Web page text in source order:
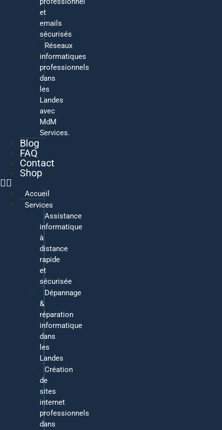
et
emails
sécurisés
Réseaux
informatiques
professionnels
dans
les
Landes
avec
MdM
Services.
Blog
FAQ
Contact
Shop
Accueil
Services
Assistance
informatique
à
distance
rapide
et
sécurisée
Dépannage
&
réparation
informatique
dans
les
Landes
Création
de
sites
internet
professionnels
dans